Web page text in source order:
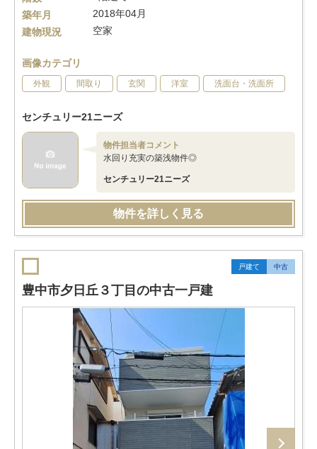
築年月
2018年04月
建物現況
空家
画像カテゴリ
外観 間取り 玄関 洋室 洗面台・洗面所
センチュリー21ニーズ
物件担当者コメント
水回り充実の築浅物件◎
センチュリー21ニーズ
物件を詳しく見る
戸建て 中古
豊中市夕日丘３丁目の中古一戸建